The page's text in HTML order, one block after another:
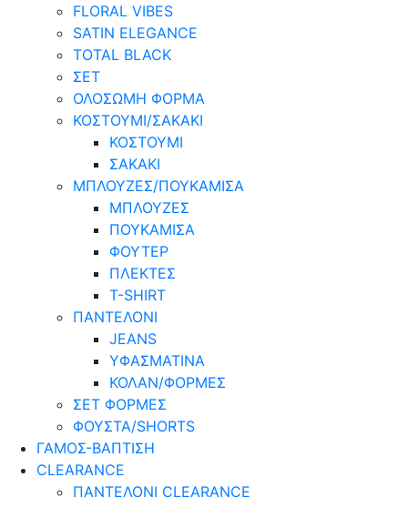
FLORAL VIBES
SATIN ELEGANCE
TOTAL BLACK
ΣΕΤ
ΟΛΟΣΩΜΗ ΦΟΡΜΑ
ΚΟΣΤΟΥΜΙ/ΣΑΚΑΚΙ
ΚΟΣΤΟΥΜΙ
ΣΑΚΑΚΙ
ΜΠΛΟΥΖΕΣ/ΠΟΥΚΑΜΙΣΑ
ΜΠΛΟΥΖΕΣ
ΠΟΥΚΑΜΙΣΑ
ΦΟΥΤΕΡ
ΠΛΕΚΤΕΣ
T-SHIRT
ΠΑΝΤΕΛΟΝΙ
JEANS
ΥΦΑΣΜΑΤΙΝΑ
ΚΟΛΑΝ/ΦΟΡΜΕΣ
ΣΕΤ ΦΟΡΜΕΣ
ΦΟΥΣΤΑ/SHORTS
ΓΑΜΟΣ-ΒΑΠΤΙΣΗ
CLEARANCE
ΠΑΝΤΕΛΟΝΙ CLEARANCE